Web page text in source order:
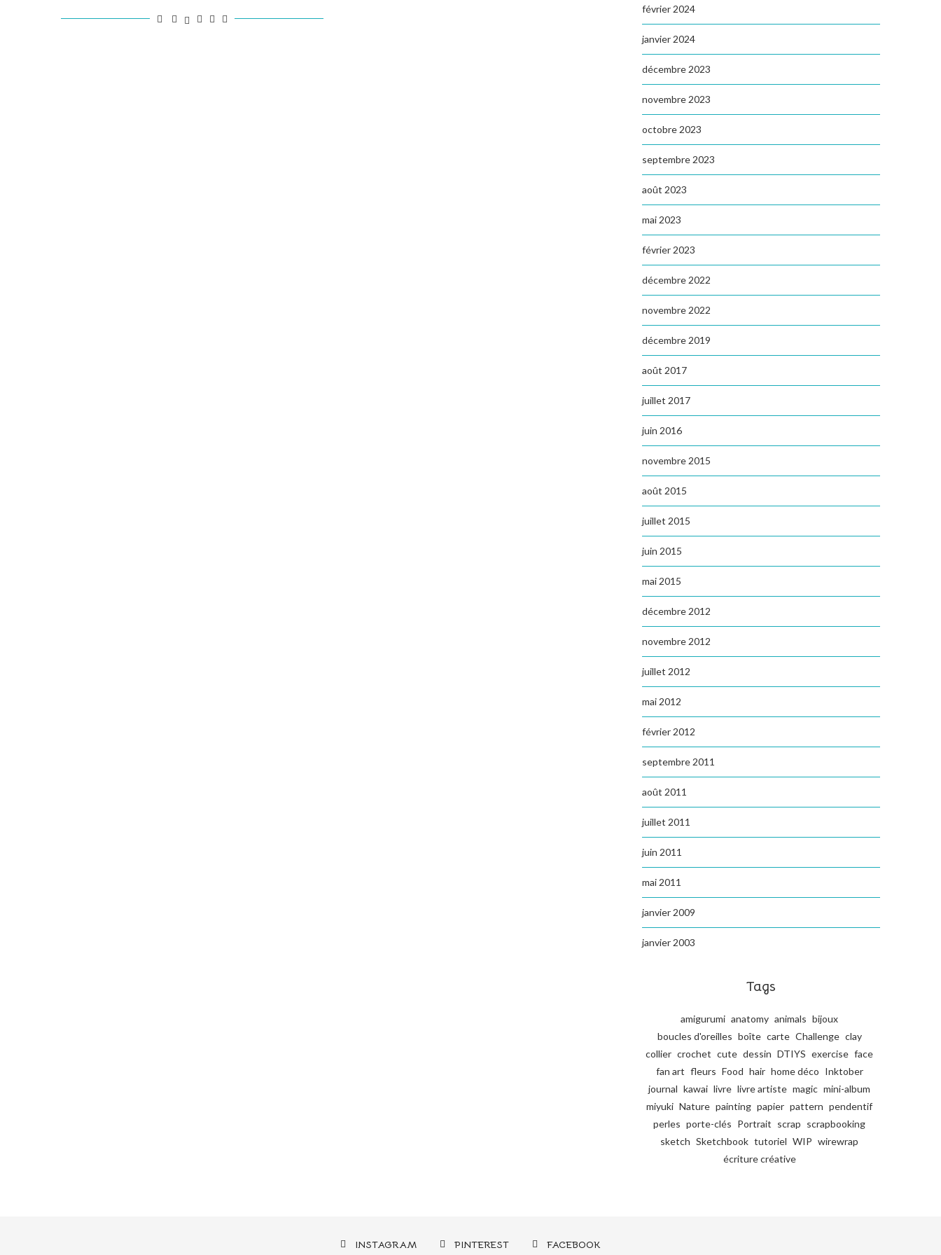
février 2024
janvier 2024
décembre 2023
novembre 2023
octobre 2023
septembre 2023
août 2023
mai 2023
février 2023
décembre 2022
novembre 2022
décembre 2019
août 2017
juillet 2017
juin 2016
novembre 2015
août 2015
juillet 2015
juin 2015
mai 2015
décembre 2012
novembre 2012
juillet 2012
mai 2012
février 2012
septembre 2011
août 2011
juillet 2011
juin 2011
mai 2011
janvier 2009
janvier 2003
Tags
amigurumi anatomy animals bijoux
boucles d'oreilles boîte carte Challenge clay
collier crochet cute dessin DTIYS exercise face
fan art fleurs Food hair home déco Inktober
journal kawai livre livre artiste magic mini-album
miyuki Nature painting papier pattern pendentif
perles porte-clés Portrait scrap scrapbooking
sketch Sketchbook tutoriel WIP wirewrap
écriture créative
INSTAGRAM PINTEREST FACEBOOK